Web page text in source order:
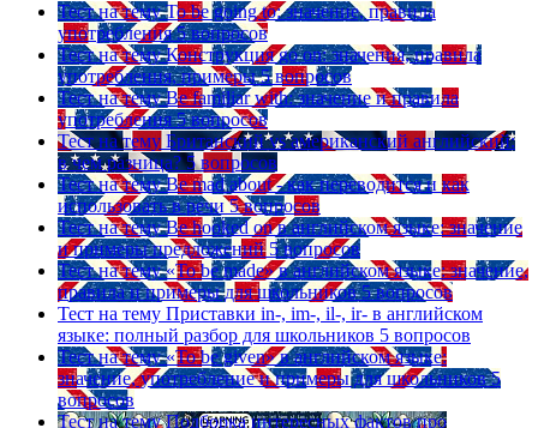
Тест на тему To be going to: значение, правила
употребления 5 вопросов
Тест на тему Конструкция go on: значения, правила
употребления, примеры 5 вопросов
Тест на тему Be familiar with: значение и правила
употребления 5 вопросов
Тест на тему Британский vs американский английский:
в чем разница? 5 вопросов
Тест на тему Be mad about - как переводится и как
использовать в речи 5 вопросов
Тест на тему Be hooked on в английском языке: значение
и примеры предложений 5 вопросов
Тест на тему «To be made» в английском языке: значение,
правила и примеры для школьников 5 вопросов
Тест на тему Приставки in-, im-, il-, ir- в английском
языке: полный разбор для школьников 5 вопросов
Тест на тему «To be given» в английском языке:
значение, употребление и примеры для школьников 5
вопросов
Тест на тему Подборка интересных фактов про